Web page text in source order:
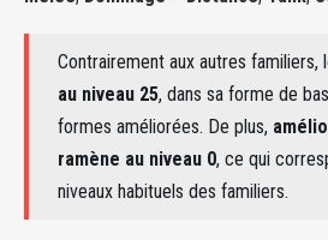
Contrairement aux autres familiers,
au niveau 25, dans sa forme de
formes améliorées. De plus,
ramène au niveau 0, ce qui
niveaux habituels des familiers.